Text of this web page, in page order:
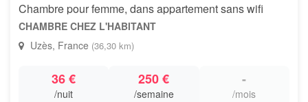
Chambre pour femme, dans appartement sans wifi
CHAMBRE CHEZ L'HABITANT
Uzès, France (36,30 km)
36 €
/nuit
250 €
/semaine
-
/mois